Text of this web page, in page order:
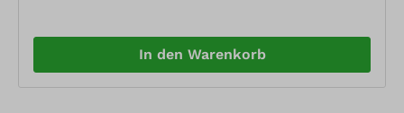
In den Warenkorb